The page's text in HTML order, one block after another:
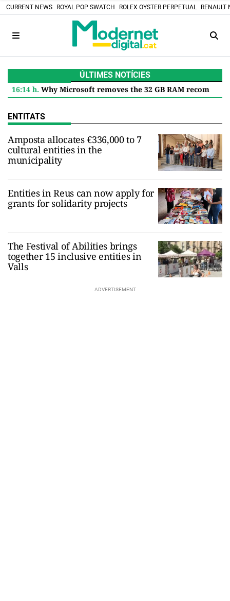
CURRENT NEWS ROYAL POP SWATCH ROLEX OYSTER PERPETUAL RENAULT
ÚLTIMES NOTÍCIES
16:14 h. Why Microsoft removes the 32 GB RAM recommendation for Windows 11 and what it means for you
ENTITATS
Amposta allocates €336,000 to 7
cultural entities in the
municipality
Entities in Reus can now apply for
grants for solidarity projects
The Festival of Abilities brings
together 15 inclusive entities in
Valls